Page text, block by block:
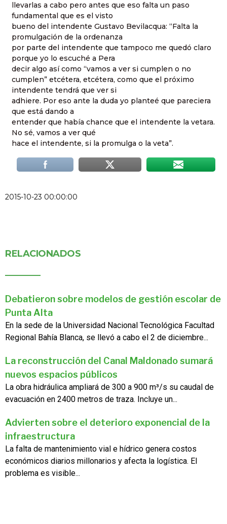
llevarlas a cabo pero antes que eso falta un paso
fundamental que es el visto
bueno del intendente Gustavo Bevilacqua: “Falta la
promulgación de la ordenanza
por parte del intendente que tampoco me quedó claro
porque yo lo escuché a Pera
decir algo así como “vamos a ver si cumplen o no
cumplen” etcétera, etcétera, como que el próximo
intendente tendrá que ver si
adhiere. Por eso ante la duda yo planteé que pareciera
que está dando a
entender que había chance que el intendente la vetara.
No sé, vamos a ver qué
hace el intendente, si la promulga o la veta”.
2015-10-23 00:00:00
RELACIONADOS
Debatieron sobre modelos de gestión escolar de
Punta Alta
En la sede de la Universidad Nacional Tecnológica Facultad
Regional Bahía Blanca, se llevó a cabo el 2 de diciembre...
La reconstrucción del Canal Maldonado sumará
nuevos espacios públicos
La obra hidráulica ampliará de 300 a 900 m³/s su caudal de
evacuación en 2400 metros de traza. Incluye un...
Advierten sobre el deterioro exponencial de la
infraestructura
La falta de mantenimiento vial e hídrico genera costos
económicos diarios millonarios y afecta la logística. El
problema es visible...